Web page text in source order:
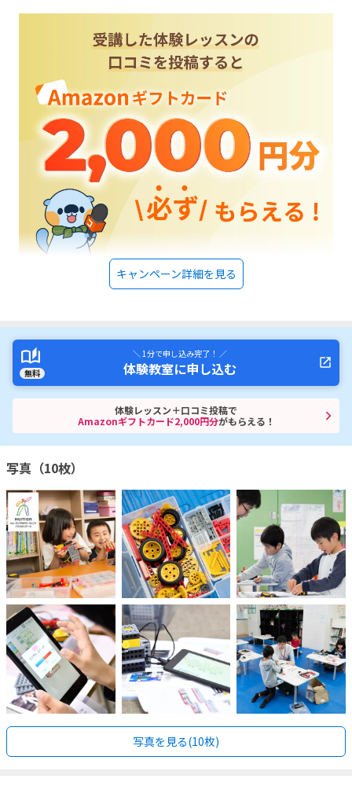
はあります。しかし他のロボット教室も同じくらいの金額なので専門的な
指導内容を考えると、価値はあると感じています。子どもが自分で組み立
てたロボットが実際に動くのを見て、とても嬉しそうにしていたのが印象
的でした。作るだけでなく、「動く」という達成感を味わえるのが良いと
思います。また電気や機械に精通した会社が運営している点に安心感があ
りました。講師の方も現役のSEとのことで、専門知識を持った方から学べ
るのは大きな魅力だと感じました。教室の雰囲気も落ち着いており、子ど
もが集中して取り組める環境だったと思います。
キャンペーン詳細を見る
無料
＼ 1分で申し込み完了！ ／
体験教室に申し込む
体験レッスン＋口コミ投稿で
Amazonギフトカード2,000円分がもらえる！
写真（10枚）
写真を見る(10枚)